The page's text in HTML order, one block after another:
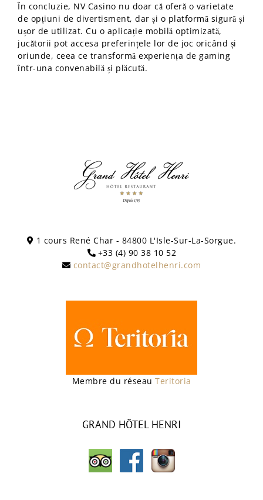
În concluzie, NV Casino nu doar că oferă o varietate
de opțiuni de divertisment, dar și o platformă sigură și
ușor de utilizat. Cu o aplicație mobilă optimizată,
jucătorii pot accesa preferințele lor de joc oricând și
oriunde, ceea ce transformă experiența de gaming
într-una convenabilă și plăcută.
1 cours René Char - 84800 L'Isle-Sur-La-Sorgue.
+33 (4) 90 38 10 52
contact@grandhotelhenri.com
Membre du réseau Teritoria
GRAND HÔTEL HENRI